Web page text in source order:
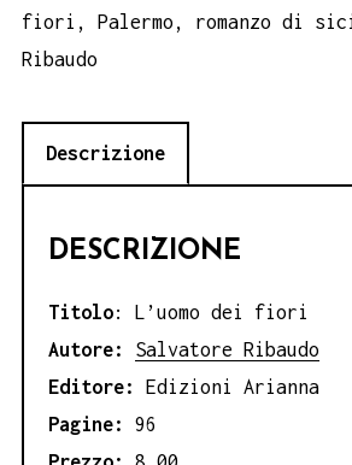
-
Salvatore
quantità
fiori , Palermo , romanzo di
Ribaudo
Descrizione
DESCRIZIONE
Titolo: L’uomo dei fiori
Autore: Salvatore Ribaudo
Editore: Edizioni Arianna
Pagine: 96